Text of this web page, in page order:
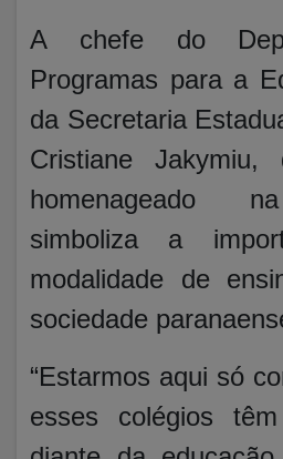
A chefe do
Programas para a
da Secretaria
Cristiane
homenageado
simboliza a
modalidade de
sociedade
“Estarmos aqui só
esses colégios